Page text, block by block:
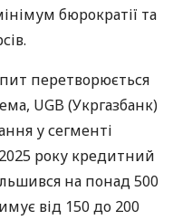
бюрократії та
перетворюється
UGB (Укргазбанк)
у сегменті
року кредитний
на понад 500
від 150 до 200